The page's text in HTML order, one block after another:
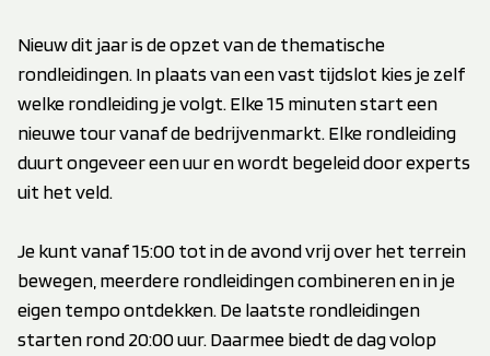
Nieuw dit jaar is de opzet van de thematische
rondleidingen. In plaats van een vast tijdslot kies je zelf
welke rondleiding je volgt. Elke 15 minuten start een
nieuwe tour vanaf de bedrijvenmarkt. Elke rondleiding
duurt ongeveer een uur en wordt begeleid door experts
uit het veld.
Je kunt vanaf 15:00 tot in de avond vrij over het terrein
bewegen, meerdere rondleidingen combineren en in je
eigen tempo ontdekken. De laatste rondleidingen
starten rond 20:00 uur. Daarmee biedt de dag volop